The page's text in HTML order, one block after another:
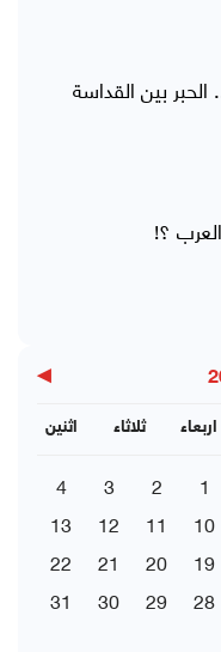
بين القداسة
؟!
▶
اثنين ثلاثاء اربعاء
1
2
3
4
10
11
12
13
19
20
21
22
28
29
30
31